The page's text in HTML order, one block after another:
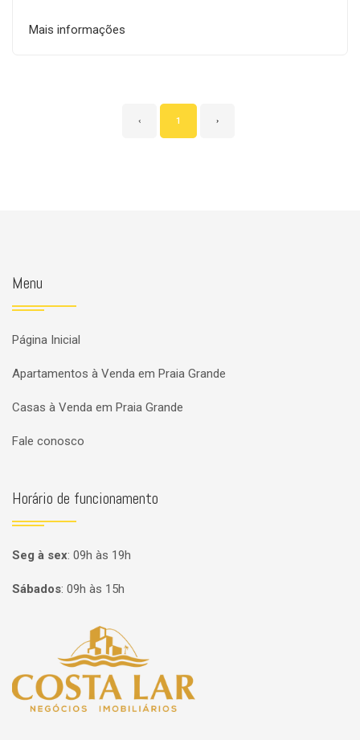
Mais informações
‹ 1 ›
Menu
Página Inicial
Apartamentos à Venda em Praia Grande
Casas à Venda em Praia Grande
Fale conosco
Horário de funcionamento
Seg à sex: 09h às 19h
Sábados: 09h às 15h
Página inicial